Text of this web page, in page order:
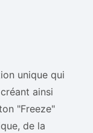
unique qui
ainsi
"Freeze"
de la